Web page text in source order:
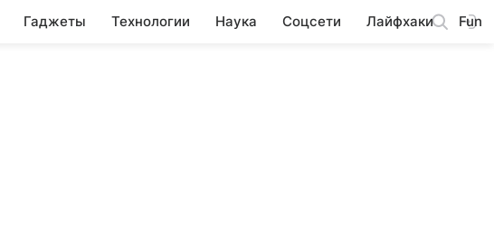
Гаджеты Технологии Наука Соцсети Лайфхаки Fun